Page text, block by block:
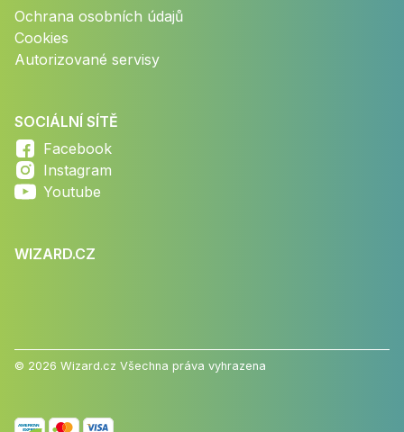
Ochrana osobních údajů
Cookies
Autorizované servisy
SOCIÁLNÍ SÍTĚ
Facebook
Instagram
Youtube
WIZARD.CZ
© 2026 Wizard.cz Všechna práva vyhrazena